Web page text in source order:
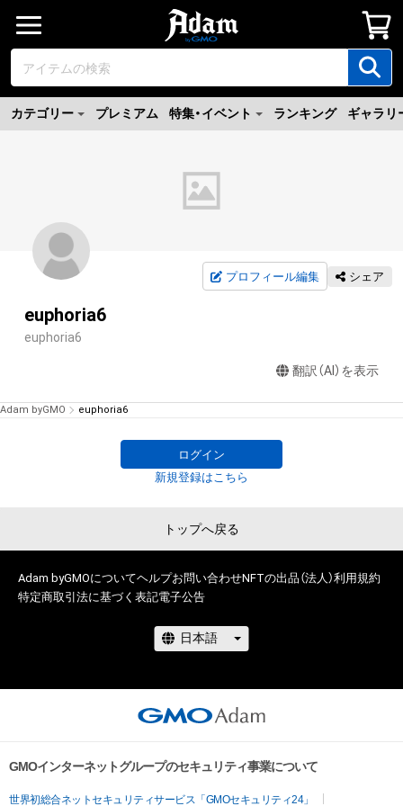
カテゴリー プレミアム 特集・イベント ランキング ギャラリ
プロフィール編集 シェア
euphoria6
euphoria6
翻訳（AI）を表示
Adam byGMO euphoria6
ログイン
新規登録はこちら
トップへ戻る
Adam byGMOについてヘルプお問い合わせNFTの出品（法人）利用規約
特定商取引法に基づく表記電子公告
GMOインターネットグループのセキュリティ事業について
世界初総合ネットセキュリティサービス「GMOセキュリティ24」